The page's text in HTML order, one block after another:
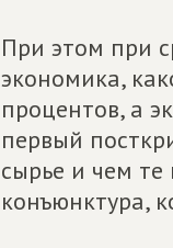
При этом при
экономика,
процентов, а
первый
сырье и чем
конъюнктура,